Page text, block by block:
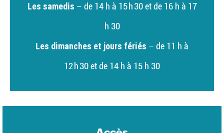
Les samedis – de 14 h à 15 h 30 et de 16 h à 17
h 30
Les dimanches et jours fériés – de 11 h à
12 h 30 et de 14 h à 15 h 30